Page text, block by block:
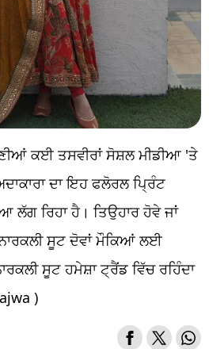
ਕਈ ਤਸਵੀਰਾਂ ਸੋਸ਼ਲ ਮੀਡੀਆ 'ਤੇ
ਦਾ ਇਹ ਫਲੋਰਲ ਪ੍ਰਿੰਟ
ਲੱਗ ਰਿਹਾ ਹੈ। ਤਿਉਹਾਰ ਹੋਵੇ ਜਾਂ
ਸੂਟ ਦੋਵਾਂ ਮੌਕਿਆਂ ਲਈ
ਸੂਟ ਹਮੇਸ਼ਾ ਟ੍ਰੈਂਡ ਵਿੱਚ ਰਹਿੰਦਾ
)